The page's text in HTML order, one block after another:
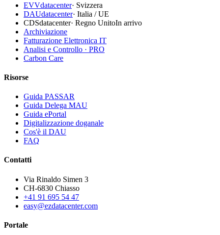
EVVdatacenter· Svizzera
DAUdatacenter· Italia / UE
CDSdatacenter· Regno UnitoIn arrivo
Archiviazione
Fatturazione Elettronica IT
Analisi e Controllo · PRO
Carbon Care
Risorse
Guida PASSAR
Guida Delega MAU
Guida ePortal
Digitalizzazione doganale
Cos'è il DAU
FAQ
Contatti
Via Rinaldo Simen 3
CH-6830 Chiasso
+41 91 695 54 47
easy@ezdatacenter.com
Portale